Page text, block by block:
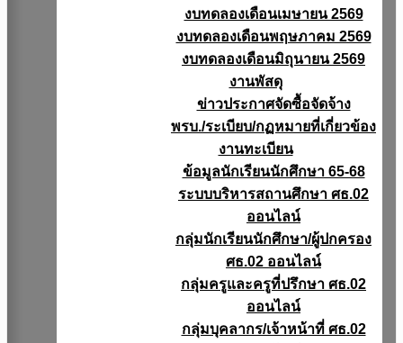
งบทดลองเดือนเมษายน 2569
งบทดลองเดือนพฤษภาคม 2569
งบทดลองเดือนมิถุนายน 2569
งานพัสดุ
ข่าวประกาศจัดซื้อจัดจ้าง
พรบ./ระเบียบ/กฏหมายที่เกี่ยวข้อง
งานทะเบียน
ข้อมูลนักเรียนนักศึกษา 65-68
ระบบบริหารสถานศึกษา ศธ.02
ออนไลน์
กลุ่มนักเรียนนักศึกษา/ผู้ปกครอง
ศธ.02 ออนไลน์
กลุ่มครูและครูที่ปรึกษา ศธ.02
ออนไลน์
กลุ่มบุคลากร/เจ้าหน้าที่ ศธ.02